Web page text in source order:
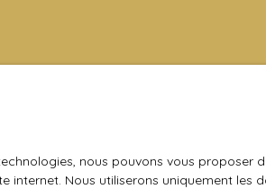
Informationsnous pouvons vous proposer
Nous utiliserons uniquement les